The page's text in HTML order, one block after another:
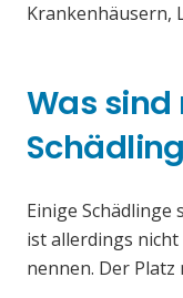
Krankenhäusern,
Was
Einige
ist allerdings
nennen. Der Platz